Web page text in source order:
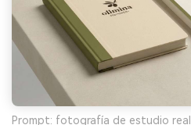
Prompt: fotografía de estudio